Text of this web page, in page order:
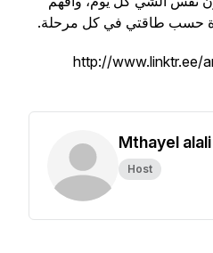
حسب طاقتي في كل مرحلة.
Mthayel alali
Host